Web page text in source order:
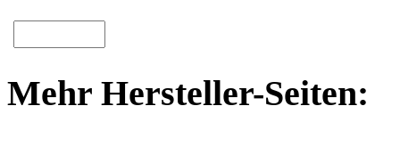
Mehr Hersteller-Seiten: